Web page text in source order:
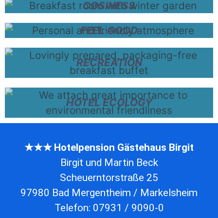
COSINESS
FEEL GOOD
RECREATION
HOTEL ECOLOGY
★★★ Hotelpension Gästehaus Birgit
Birgit und Martin Beck
Scheuerntorstraße 25
97980 Bad Mergentheim / Markelsheim
Telefon: 07931 / 9090-0